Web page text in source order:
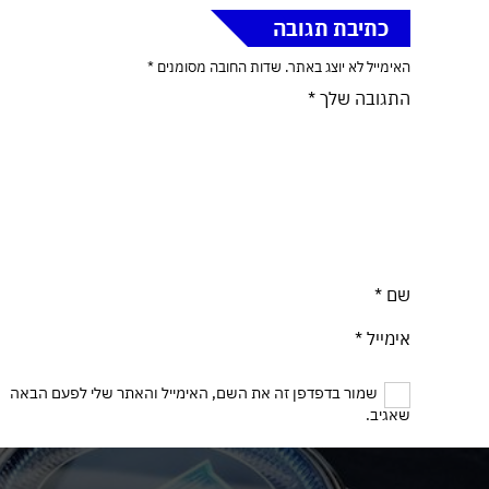
כתיבת תגובה
האימייל לא יוצג באתר. שדות החובה מסומנים *
התגובה שלך *
שם *
אימייל *
שמור בדפדפן זה את השם, האימייל והאתר שלי לפעם הבאה
שאגיב.